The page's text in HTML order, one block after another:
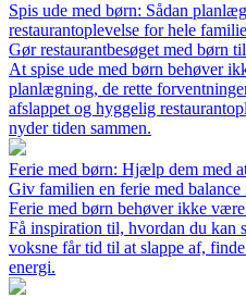
Spis ude med børn: Sådan
restaurantoplevelse for hele
Gør restaurantbesøget med børn
At spise ude med børn behøver
planlægning, de rette
afslappet og hyggelig
nyder tiden sammen.
Ferie med børn: Hjælp dem med
Giv familien en ferie med
Ferie med børn behøver ikke
Få inspiration til, hvordan du kan
voksne får tid til at slappe af,
energi.